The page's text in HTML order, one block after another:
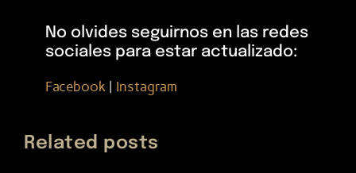
No olvides seguirnos en las redes
sociales para estar actualizado:
Facebook Instagram
Related posts